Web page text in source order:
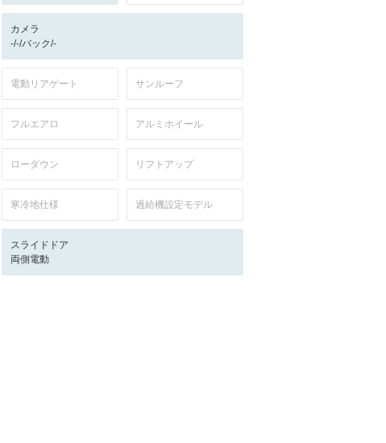
カメラ
-/-/バック/-
電動リアゲート サンルーフ
フルエアロ アルミホイール
ローダウン リフトアップ
寒冷地仕様 過給機設定モデル
スライドドア
両側電動